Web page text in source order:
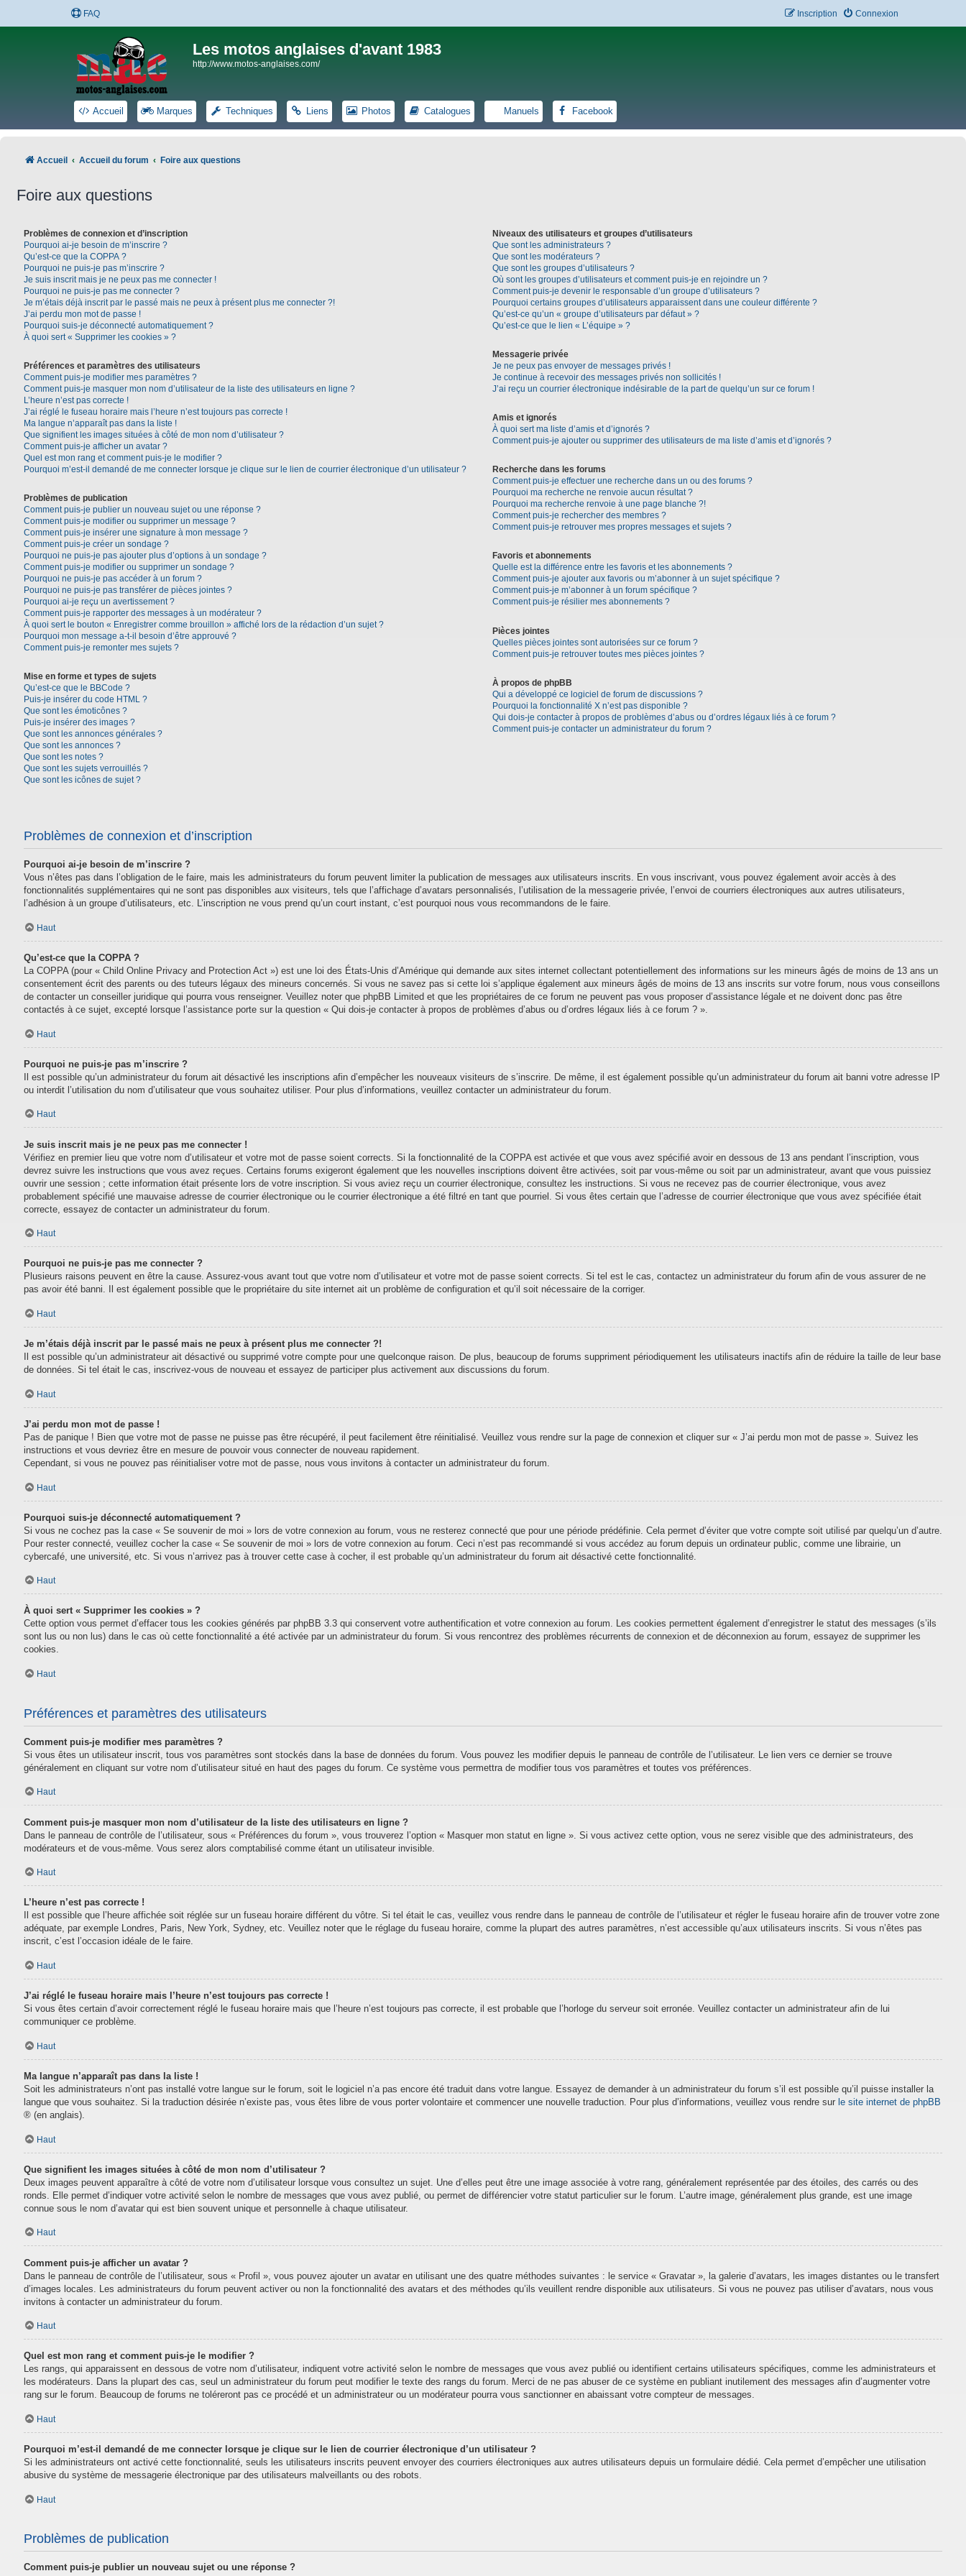
FAQ Connexion
Inscription
Les motos anglaises d'avant 1983
http://www.motos-anglaises.com/
Accueil Marques Techniques Liens Photos Catalogues Manuels Facebook
Accueil Accueil du forum Foire aux questions
Foire aux questions
Problèmes de connexion et d’inscription
Pourquoi ai-je besoin de m’inscrire ?
Qu’est-ce que la COPPA ?
Pourquoi ne puis-je pas m’inscrire ?
Je suis inscrit mais je ne peux pas me connecter !
Pourquoi ne puis-je pas me connecter ?
Je m’étais déjà inscrit par le passé mais ne peux à présent plus me connecter ?!
J’ai perdu mon mot de passe !
Pourquoi suis-je déconnecté automatiquement ?
À quoi sert « Supprimer les cookies » ?
Préférences et paramètres des utilisateurs
Comment puis-je modifier mes paramètres ?
Comment puis-je masquer mon nom d’utilisateur de la liste des utilisateurs en ligne ?
L’heure n’est pas correcte !
J’ai réglé le fuseau horaire mais l’heure n’est toujours pas correcte !
Ma langue n’apparaît pas dans la liste !
Que signifient les images situées à côté de mon nom d’utilisateur ?
Comment puis-je afficher un avatar ?
Quel est mon rang et comment puis-je le modifier ?
Pourquoi m’est-il demandé de me connecter lorsque je clique sur le lien de courrier électronique d’un utilisateur ?
Problèmes de publication
Comment puis-je publier un nouveau sujet ou une réponse ?
Comment puis-je modifier ou supprimer un message ?
Comment puis-je insérer une signature à mon message ?
Comment puis-je créer un sondage ?
Pourquoi ne puis-je pas ajouter plus d’options à un sondage ?
Comment puis-je modifier ou supprimer un sondage ?
Pourquoi ne puis-je pas accéder à un forum ?
Pourquoi ne puis-je pas transférer de pièces jointes ?
Pourquoi ai-je reçu un avertissement ?
Comment puis-je rapporter des messages à un modérateur ?
À quoi sert le bouton « Enregistrer comme brouillon » affiché lors de la rédaction d’un sujet ?
Pourquoi mon message a-t-il besoin d’être approuvé ?
Comment puis-je remonter mes sujets ?
Mise en forme et types de sujets
Qu’est-ce que le BBCode ?
Puis-je insérer du code HTML ?
Que sont les émoticônes ?
Puis-je insérer des images ?
Que sont les annonces générales ?
Que sont les annonces ?
Que sont les notes ?
Que sont les sujets verrouillés ?
Que sont les icônes de sujet ?
Niveaux des utilisateurs et groupes d’utilisateurs
Que sont les administrateurs ?
Que sont les modérateurs ?
Que sont les groupes d’utilisateurs ?
Où sont les groupes d’utilisateurs et comment puis-je en rejoindre un ?
Comment puis-je devenir le responsable d’un groupe d’utilisateurs ?
Pourquoi certains groupes d’utilisateurs apparaissent dans une couleur différente ?
Qu’est-ce qu’un « groupe d’utilisateurs par défaut » ?
Qu’est-ce que le lien « L’équipe » ?
Messagerie privée
Je ne peux pas envoyer de messages privés !
Je continue à recevoir des messages privés non sollicités !
J’ai reçu un courrier électronique indésirable de la part de quelqu’un sur ce forum !
Amis et ignorés
À quoi sert ma liste d’amis et d’ignorés ?
Comment puis-je ajouter ou supprimer des utilisateurs de ma liste d’amis et d’ignorés ?
Recherche dans les forums
Comment puis-je effectuer une recherche dans un ou des forums ?
Pourquoi ma recherche ne renvoie aucun résultat ?
Pourquoi ma recherche renvoie à une page blanche ?!
Comment puis-je rechercher des membres ?
Comment puis-je retrouver mes propres messages et sujets ?
Favoris et abonnements
Quelle est la différence entre les favoris et les abonnements ?
Comment puis-je ajouter aux favoris ou m’abonner à un sujet spécifique ?
Comment puis-je m’abonner à un forum spécifique ?
Comment puis-je résilier mes abonnements ?
Pièces jointes
Quelles pièces jointes sont autorisées sur ce forum ?
Comment puis-je retrouver toutes mes pièces jointes ?
À propos de phpBB
Qui a développé ce logiciel de forum de discussions ?
Pourquoi la fonctionnalité X n’est pas disponible ?
Qui dois-je contacter à propos de problèmes d’abus ou d’ordres légaux liés à ce forum ?
Comment puis-je contacter un administrateur du forum ?
Problèmes de connexion et d’inscription
Pourquoi ai-je besoin de m’inscrire ?
Vous n’êtes pas dans l’obligation de le faire, mais les administrateurs du forum peuvent limiter la publication de messages aux utilisateurs inscrits. En vous inscrivant, vous pouvez également avoir accès à des
fonctionnalités supplémentaires qui ne sont pas disponibles aux visiteurs, tels que l’affichage d’avatars personnalisés, l’utilisation de la messagerie privée, l’envoi de courriers électroniques aux autres utilisateurs,
l’adhésion à un groupe d’utilisateurs, etc. L’inscription ne vous prend qu’un court instant, c’est pourquoi nous vous recommandons de le faire.
Haut
Qu’est-ce que la COPPA ?
La COPPA (pour « Child Online Privacy and Protection Act ») est une loi des États-Unis d’Amérique qui demande aux sites internet collectant potentiellement des informations sur les mineurs âgés de moins de 13 ans un
consentement écrit des parents ou des tuteurs légaux des mineurs concernés. Si vous ne savez pas si cette loi s’applique également aux mineurs âgés de moins de 13 ans inscrits sur votre forum, nous vous conseillons
de contacter un conseiller juridique qui pourra vous renseigner. Veuillez noter que phpBB Limited et que les propriétaires de ce forum ne peuvent pas vous proposer d’assistance légale et ne doivent donc pas être
contactés à ce sujet, excepté lorsque l’assistance porte sur la question « Qui dois-je contacter à propos de problèmes d’abus ou d’ordres légaux liés à ce forum ? ».
Haut
Pourquoi ne puis-je pas m’inscrire ?
Il est possible qu’un administrateur du forum ait désactivé les inscriptions afin d’empêcher les nouveaux visiteurs de s’inscrire. De même, il est également possible qu’un administrateur du forum ait banni votre adresse IP
ou interdit l’utilisation du nom d’utilisateur que vous souhaitez utiliser. Pour plus d’informations, veuillez contacter un administrateur du forum.
Haut
Je suis inscrit mais je ne peux pas me connecter !
Vérifiez en premier lieu que votre nom d’utilisateur et votre mot de passe soient corrects. Si la fonctionnalité de la COPPA est activée et que vous avez spécifié avoir en dessous de 13 ans pendant l’inscription, vous
devrez suivre les instructions que vous avez reçues. Certains forums exigeront également que les nouvelles inscriptions doivent être activées, soit par vous-même ou soit par un administrateur, avant que vous puissiez
ouvrir une session ; cette information était présente lors de votre inscription. Si vous aviez reçu un courrier électronique, consultez les instructions. Si vous ne recevez pas de courrier électronique, vous avez
probablement spécifié une mauvaise adresse de courrier électronique ou le courrier électronique a été filtré en tant que pourriel. Si vous êtes certain que l’adresse de courrier électronique que vous avez spécifiée était
correcte, essayez de contacter un administrateur du forum.
Haut
Pourquoi ne puis-je pas me connecter ?
Plusieurs raisons peuvent en être la cause. Assurez-vous avant tout que votre nom d’utilisateur et votre mot de passe soient corrects. Si tel est le cas, contactez un administrateur du forum afin de vous assurer de ne
pas avoir été banni. Il est également possible que le propriétaire du site internet ait un problème de configuration et qu’il soit nécessaire de la corriger.
Haut
Je m’étais déjà inscrit par le passé mais ne peux à présent plus me connecter ?!
Il est possible qu’un administrateur ait désactivé ou supprimé votre compte pour une quelconque raison. De plus, beaucoup de forums suppriment périodiquement les utilisateurs inactifs afin de réduire la taille de leur base
de données. Si tel était le cas, inscrivez-vous de nouveau et essayez de participer plus activement aux discussions du forum.
Haut
J’ai perdu mon mot de passe !
Pas de panique ! Bien que votre mot de passe ne puisse pas être récupéré, il peut facilement être réinitialisé. Veuillez vous rendre sur la page de connexion et cliquer sur « J’ai perdu mon mot de passe ». Suivez les
instructions et vous devriez être en mesure de pouvoir vous connecter de nouveau rapidement.
Cependant, si vous ne pouvez pas réinitialiser votre mot de passe, nous vous invitons à contacter un administrateur du forum.
Haut
Pourquoi suis-je déconnecté automatiquement ?
Si vous ne cochez pas la case « Se souvenir de moi » lors de votre connexion au forum, vous ne resterez connecté que pour une période prédéfinie. Cela permet d’éviter que votre compte soit utilisé par quelqu’un d’autre.
Pour rester connecté, veuillez cocher la case « Se souvenir de moi » lors de votre connexion au forum. Ceci n’est pas recommandé si vous accédez au forum depuis un ordinateur public, comme une librairie, un
cybercafé, une université, etc. Si vous n’arrivez pas à trouver cette case à cocher, il est probable qu’un administrateur du forum ait désactivé cette fonctionnalité.
Haut
À quoi sert « Supprimer les cookies » ?
Cette option vous permet d’effacer tous les cookies générés par phpBB 3.3 qui conservent votre authentification et votre connexion au forum. Les cookies permettent également d’enregistrer le statut des messages (s’ils
sont lus ou non lus) dans le cas où cette fonctionnalité a été activée par un administrateur du forum. Si vous rencontrez des problèmes récurrents de connexion et de déconnexion au forum, essayez de supprimer les
cookies.
Haut
Préférences et paramètres des utilisateurs
Comment puis-je modifier mes paramètres ?
Si vous êtes un utilisateur inscrit, tous vos paramètres sont stockés dans la base de données du forum. Vous pouvez les modifier depuis le panneau de contrôle de l’utilisateur. Le lien vers ce dernier se trouve
généralement en cliquant sur votre nom d’utilisateur situé en haut des pages du forum. Ce système vous permettra de modifier tous vos paramètres et toutes vos préférences.
Haut
Comment puis-je masquer mon nom d’utilisateur de la liste des utilisateurs en ligne ?
Dans le panneau de contrôle de l’utilisateur, sous « Préférences du forum », vous trouverez l’option « Masquer mon statut en ligne ». Si vous activez cette option, vous ne serez visible que des administrateurs, des
modérateurs et de vous-même. Vous serez alors comptabilisé comme étant un utilisateur invisible.
Haut
L’heure n’est pas correcte !
Il est possible que l’heure affichée soit réglée sur un fuseau horaire différent du vôtre. Si tel était le cas, veuillez vous rendre dans le panneau de contrôle de l’utilisateur et régler le fuseau horaire afin de trouver votre zone
adéquate, par exemple Londres, Paris, New York, Sydney, etc. Veuillez noter que le réglage du fuseau horaire, comme la plupart des autres paramètres, n’est accessible qu’aux utilisateurs inscrits. Si vous n’êtes pas
inscrit, c’est l’occasion idéale de le faire.
Haut
J’ai réglé le fuseau horaire mais l’heure n’est toujours pas correcte !
Si vous êtes certain d’avoir correctement réglé le fuseau horaire mais que l’heure n’est toujours pas correcte, il est probable que l’horloge du serveur soit erronée. Veuillez contacter un administrateur afin de lui
communiquer ce problème.
Haut
Ma langue n’apparaît pas dans la liste !
Soit les administrateurs n’ont pas installé votre langue sur le forum, soit le logiciel n’a pas encore été traduit dans votre langue. Essayez de demander à un administrateur du forum s’il est possible qu’il puisse installer la
langue que vous souhaitez. Si la traduction désirée n’existe pas, vous êtes libre de vous porter volontaire et commencer une nouvelle traduction. Pour plus d’informations, veuillez vous rendre sur le site internet de phpBB
® (en anglais).
Haut
Que signifient les images situées à côté de mon nom d’utilisateur ?
Deux images peuvent apparaître à côté de votre nom d’utilisateur lorsque vous consultez un sujet. Une d’elles peut être une image associée à votre rang, généralement représentée par des étoiles, des carrés ou des
ronds. Elle permet d’indiquer votre activité selon le nombre de messages que vous avez publié, ou permet de différencier votre statut particulier sur le forum. L’autre image, généralement plus grande, est une image
connue sous le nom d’avatar qui est bien souvent unique et personnelle à chaque utilisateur.
Haut
Comment puis-je afficher un avatar ?
Dans le panneau de contrôle de l’utilisateur, sous « Profil », vous pouvez ajouter un avatar en utilisant une des quatre méthodes suivantes : le service « Gravatar », la galerie d’avatars, les images distantes ou le transfert
d’images locales. Les administrateurs du forum peuvent activer ou non la fonctionnalité des avatars et des méthodes qu’ils veuillent rendre disponible aux utilisateurs. Si vous ne pouvez pas utiliser d’avatars, nous vous
invitons à contacter un administrateur du forum.
Haut
Quel est mon rang et comment puis-je le modifier ?
Les rangs, qui apparaissent en dessous de votre nom d’utilisateur, indiquent votre activité selon le nombre de messages que vous avez publié ou identifient certains utilisateurs spécifiques, comme les administrateurs et
les modérateurs. Dans la plupart des cas, seul un administrateur du forum peut modifier le texte des rangs du forum. Merci de ne pas abuser de ce système en publiant inutilement des messages afin d’augmenter votre
rang sur le forum. Beaucoup de forums ne toléreront pas ce procédé et un administrateur ou un modérateur pourra vous sanctionner en abaissant votre compteur de messages.
Haut
Pourquoi m’est-il demandé de me connecter lorsque je clique sur le lien de courrier électronique d’un utilisateur ?
Si les administrateurs ont activé cette fonctionnalité, seuls les utilisateurs inscrits peuvent envoyer des courriers électroniques aux autres utilisateurs depuis un formulaire dédié. Cela permet d’empêcher une utilisation
abusive du système de messagerie électronique par des utilisateurs malveillants ou des robots.
Haut
Problèmes de publication
Comment puis-je publier un nouveau sujet ou une réponse ?